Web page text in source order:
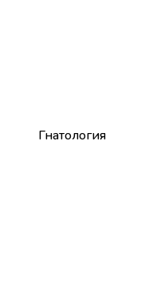
Гнатология